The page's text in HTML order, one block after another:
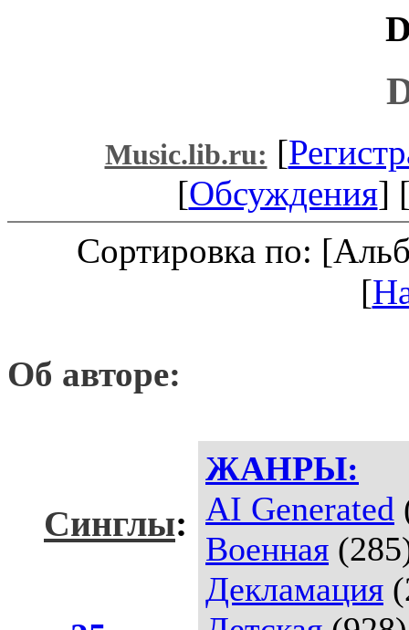
Music.lib.ru: [
[Обсуждения]
Сортировка по:
[
Об авторе:
ЖАНРЫ:
AI Generated
Военная
Декламация
Синглы: